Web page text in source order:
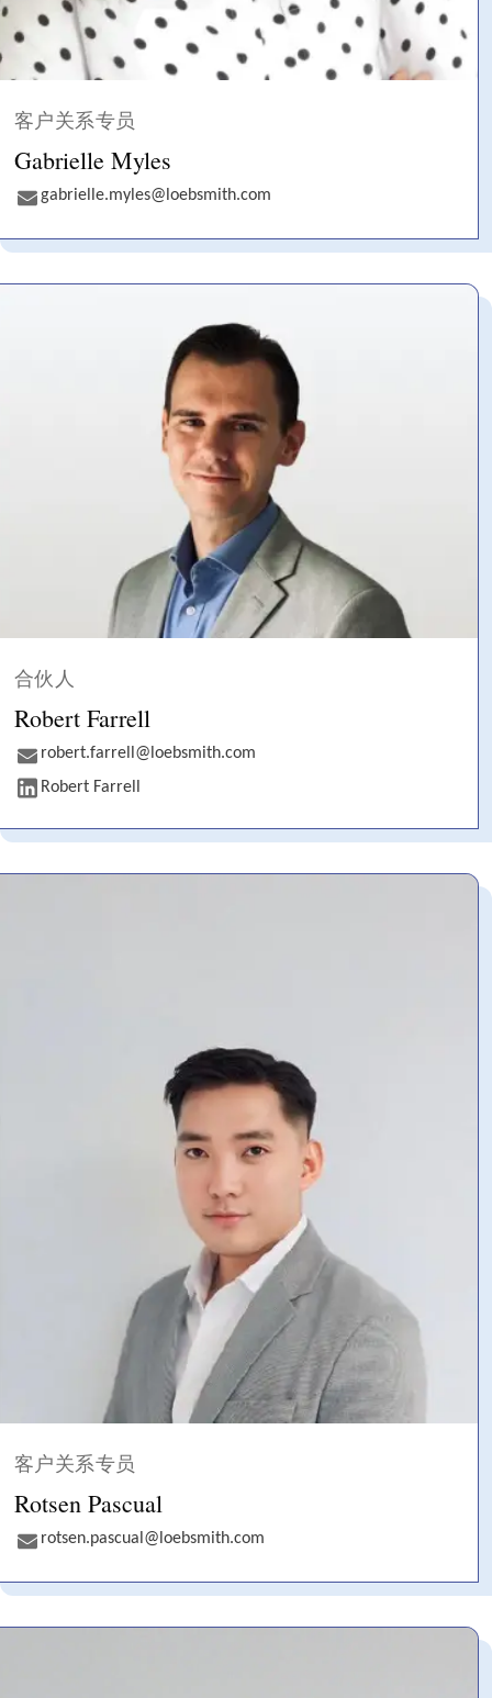
客户关系专员
Gabrielle Myles
gabrielle.myles@loebsmith.com
合伙人
Robert Farrell
robert.farrell@loebsmith.com
Robert Farrell
客户关系专员
Rotsen Pascual
rotsen.pascual@loebsmith.com